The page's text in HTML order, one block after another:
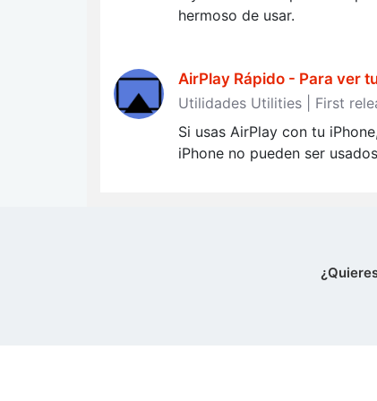
hermoso de usar.
AirPlay Rápido - Para ver
Utilidades Utilities | First
Si usas AirPlay con tu
iPhone no pueden ser